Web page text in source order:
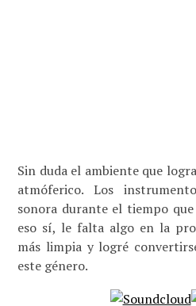
Sin duda el ambiente que
atmóferico. Los
sonora durante el tiempo
eso sí, le falta algo en la
más limpia y logré
este género.